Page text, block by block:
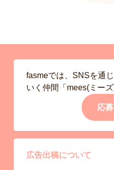
fasmeでは、SNSを通
いく仲間「mees(ミーズ
応
広告出稿について